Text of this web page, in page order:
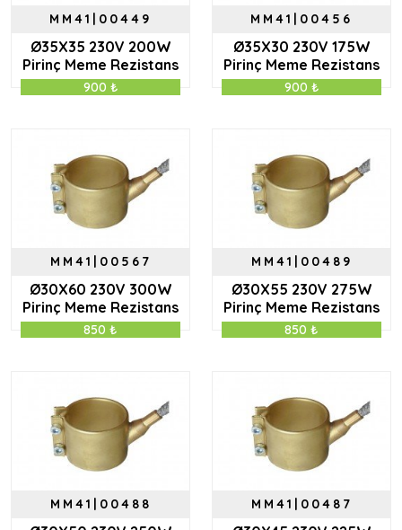
MM41|00449
Ø35X35 230V 200W
Pirinç Meme Rezistans
900 ₺
MM41|00456
Ø35X30 230V 175W
Pirinç Meme Rezistans
900 ₺
MM41|00567
Ø30X60 230V 300W
Pirinç Meme Rezistans
850 ₺
MM41|00489
Ø30X55 230V 275W
Pirinç Meme Rezistans
850 ₺
MM41|00488 MM41|00487